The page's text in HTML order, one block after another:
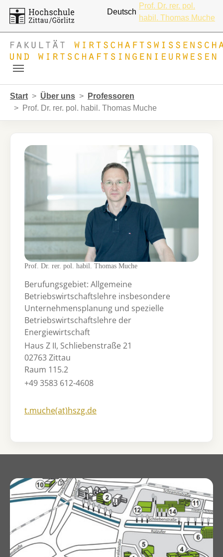
Deutsch
Prof. Dr. rer. pol.
habil. Thomas Muche
Sie sind hier:
Start Über uns
Professoren
Prof. Dr. rer. pol. habil. Thomas Muche
Prof. Dr. rer. pol. habil. Thomas Muche
Berufungsgebiet: Allgemeine
Betriebswirtschaftslehre insbesondere
Unternehmensplanung und spezielle
Betriebswirtschaftslehre der
Energiewirtschaft
Haus Z II, Schliebenstraße 21
02763 Zittau
Raum 115.2
+49 3583 612-4608
t.muche(at)hszg.de